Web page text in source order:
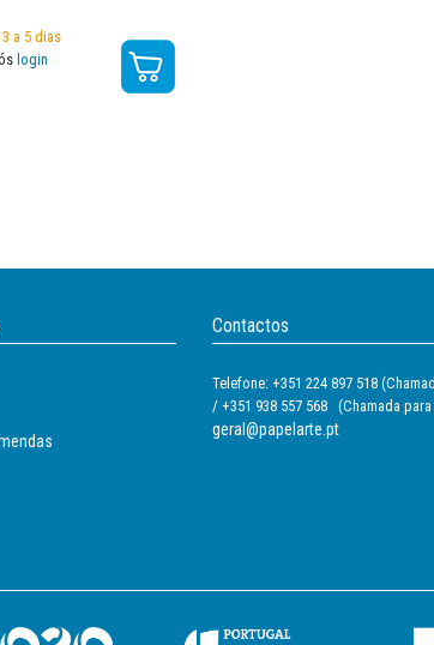
a 5 dias
login
Contactos
Telefone: +351 224 897 518
/ +351 938 557 568 (Chamada
geral@papelarte.pt